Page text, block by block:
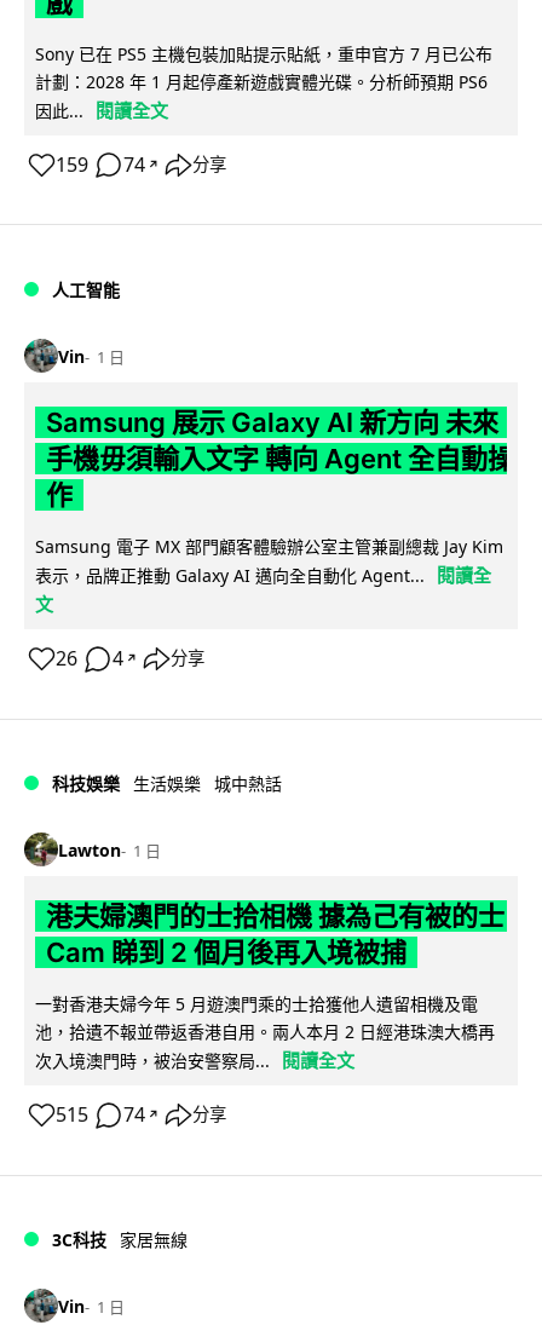
Sony 已在 PS5 主機包裝加貼提示貼紙，重申官方 7 月已公布
計劃：2028 年 1 月起停產新遊戲實體光碟。分析師預期 PS6
因此...
閱讀全文
159 74 ↗ 分享
人工智能
Vin 1 日
Samsung 展示 Galaxy AI 新方向 未來
手機毋須輸入文字 轉向 Agent 全自動操
作
Samsung 電子 MX 部門顧客體驗辦公室主管兼副總裁 Jay Kim
表示，品牌正推動 Galaxy AI 邁向全自動化 Agent...
閱讀全
文
26 4 ↗ 分享
科技娛樂 生活娛樂 城中熱話
Lawton 1 日
港夫婦澳門的士拾相機 據為己有被的士
Cam 睇到 2 個月後再入境被捕
一對香港夫婦今年 5 月遊澳門乘的士拾獲他人遺留相機及電
池，拾遺不報並帶返香港自用。兩人本月 2 日經港珠澳大橋再
次入境澳門時，被治安警察局...
閱讀全文
515 74 ↗ 分享
3C科技 家居無線
Vin 1 日